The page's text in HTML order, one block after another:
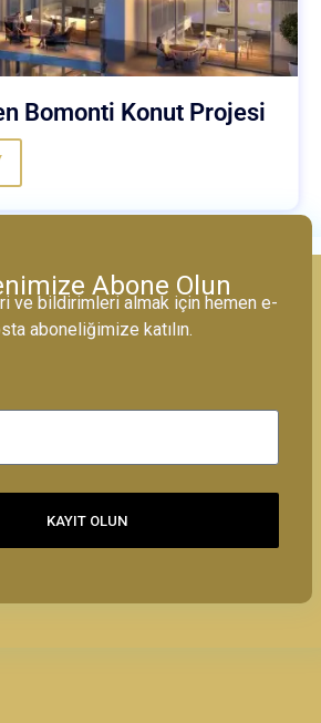
Bomonti Konut Projesi
Abone Olun
ve bildirimleri almak için hemen e-
aboneliğimize katılın.
KAYIT OLUN